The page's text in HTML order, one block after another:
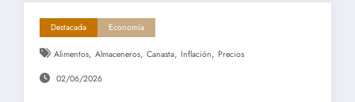
Destacada Economía
Alimentos, Almaceneros, Canasta, Inflación, Precios
02/06/2026